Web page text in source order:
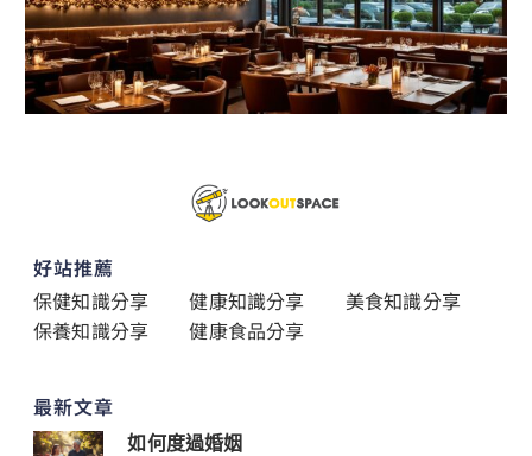
好站推薦
保健知識分享
健康知識分享
美食知識分享
保養知識分享
健康食品分享
最新文章
如何度過婚姻